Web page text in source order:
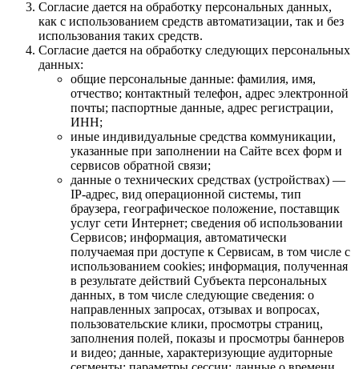
Согласие дается на обработку персональных данных,
как с использованием средств автоматизации, так и без
использования таких средств.
Согласие дается на обработку следующих персональных
данных:
общие персональные данные: фамилия, имя,
отчество; контактный телефон, адрес электронной
почты; паспортные данные, адрес регистрации,
ИНН;
иные индивидуальные средства коммуникации,
указанные при заполнении на Сайте всех форм и
сервисов обратной связи;
данные о технических средствах (устройствах) —
IP-адрес, вид операционной системы, тип
браузера, географическое положение, поставщик
услуг сети Интернет; сведения об использовании
Сервисов; информация, автоматически
получаемая при доступе к Сервисам, в том числе с
использованием cookies; информация, полученная
в результате действий Субъекта персональных
данных, в том числе следующие сведения: о
направленных запросах, отзывах и вопросах,
пользовательские клики, просмотры страниц,
заполнения полей, показы и просмотры баннеров
и видео; данные, характеризующие аудиторные